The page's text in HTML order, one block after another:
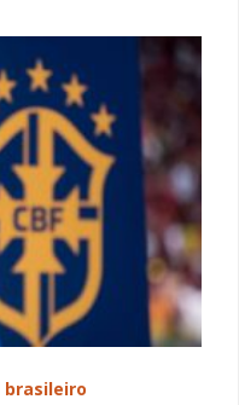
brasileiro